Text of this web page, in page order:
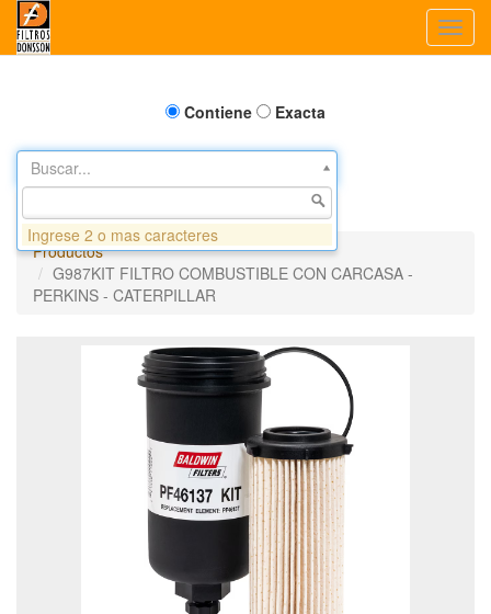
Contiene Exacta
Buscar...
Productos
G987KIT FILTRO COMBUSTIBLE CON CARCASA -
PERKINS - CATERPILLAR
Ingrese 2 o mas caracteres